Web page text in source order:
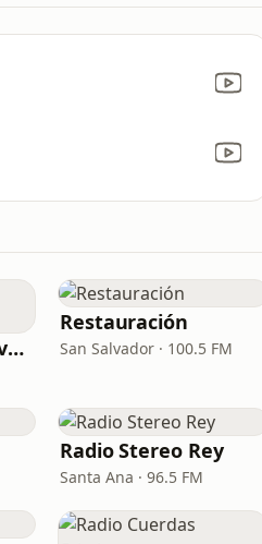
Radio María El Salvador
Restauración
San Salvador · 100.5 FM
Radio Stereo Rey
Santa Ana · 96.5 FM